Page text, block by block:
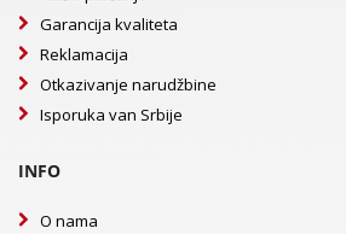
Garancija kvaliteta
Reklamacija
Otkazivanje narudžbine
Isporuka van Srbije
INFO
O nama